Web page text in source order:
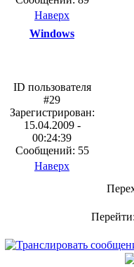
Наверх
Windows
ID пользователя
#29
Зарегистрирован:
15.04.2009 -
00:24:39
Сообщений: 55
Наверх